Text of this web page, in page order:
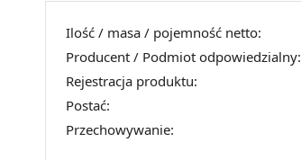
Ilość / masa / pojemność netto:
Producent / Podmiot odpowiedzialny:
Rejestracja produktu:
Postać:
Przechowywanie: